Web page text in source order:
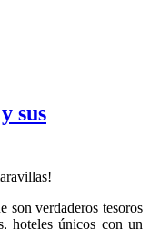
sus
son verdaderos tesoros
hoteles únicos con un